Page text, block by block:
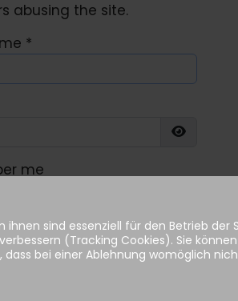
abusing the site.
*
me
sind essenziell für den Betrieb der
(Tracking Cookies). Sie
bei einer Ablehnung womöglich